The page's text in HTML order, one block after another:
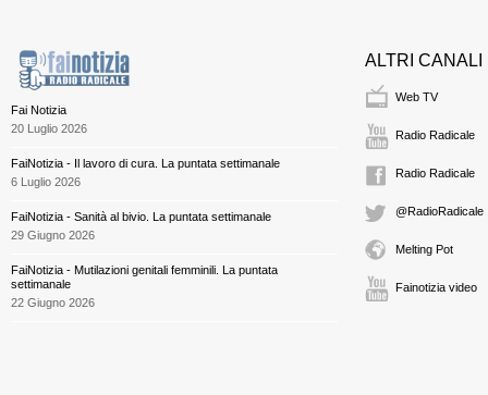
Fai Notizia
20 Luglio 2026
FaiNotizia - Il lavoro di cura. La puntata settimanale
6 Luglio 2026
FaiNotizia - Sanità al bivio. La puntata settimanale
29 Giugno 2026
FaiNotizia - Mutilazioni genitali femminili. La puntata
settimanale
22 Giugno 2026
ALTRI CANALI
Web TV
Radio Radicale
Radio Radicale
@RadioRadicale
Melting Pot
Fainotizia video